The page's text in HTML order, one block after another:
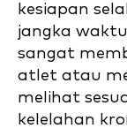
kesiapan
jangka
sangat
atlet atau
melihat
kelelahan